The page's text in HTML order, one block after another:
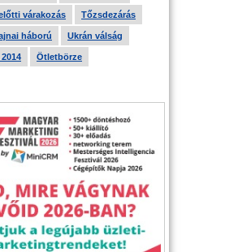
várakozás Tőzsdezárás
háború Ukrán válság
Ötletbörze